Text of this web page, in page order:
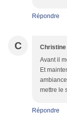
Répondre
C Christine
Avant il
Et
mettre le
Répondre